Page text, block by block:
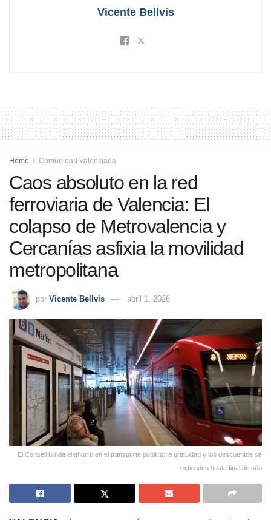
Vicente Bellvis
Home Comunidad Valenciana
Caos absoluto en la red
ferroviaria de Valencia: El
colapso de Metrovalencia y
Cercanías asfixia la movilidad
metropolitana
por Vicente Bellvis abril 1, 2026
El Consell blinda el ahorro en el transporte público: la gratuidad y los descuentos se
extienden hasta final de año